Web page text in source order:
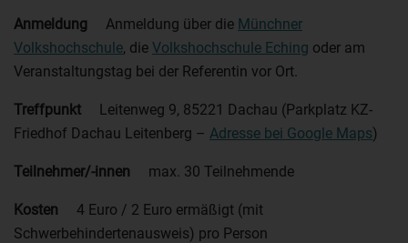
Anmeldung Anmeldung über die Münchner
Volkshochschule, die Volkshochschule Eching oder am
Veranstaltungstag bei der Referentin vor Ort.
Treffpunkt Leitenweg 9, 85221 Dachau (Parkplatz KZ-
Friedhof Dachau Leitenberg – Adresse bei Google Maps)
Teilnehmer/-innen max. 30 Teilnehmende
Kosten
4 Euro / 2 Euro ermäßigt (mit
Schwerbehindertenausweis) pro Person